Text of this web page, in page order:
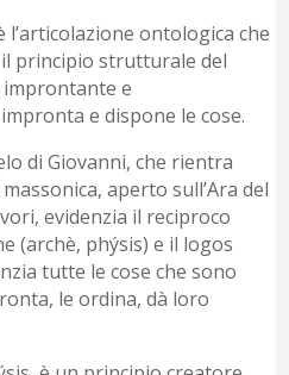
l’articolazione ontologica che
principio strutturale del
e
e dispone le cose.
di Giovanni, che rientra
aperto sull’Ara del
evidenzia il reciproco
(archè, phýsis) e il logos
tutte le cose che sono
le ordina, dà loro